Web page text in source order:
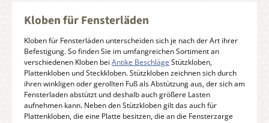
Kloben für Fensterläden
Kloben für Fensterläden unterscheiden sich je nach der Art ihrer
Befestigung. So finden Sie im umfangreichen Sortiment an
verschiedenen Kloben bei Antike Beschläge Stützkloben,
Plattenkloben und Steckkloben. Stützkloben zeichnen sich durch
ihren winkligen oder gerollten Fuß als Abstützung aus, der sich am
Fensterladen abstützt und deshalb auch größere Lasten
aufnehmen kann. Neben den Stützkloben gilt das auch für
Plattenkloben, die eine Platte besitzen, die an die Fensterzarge